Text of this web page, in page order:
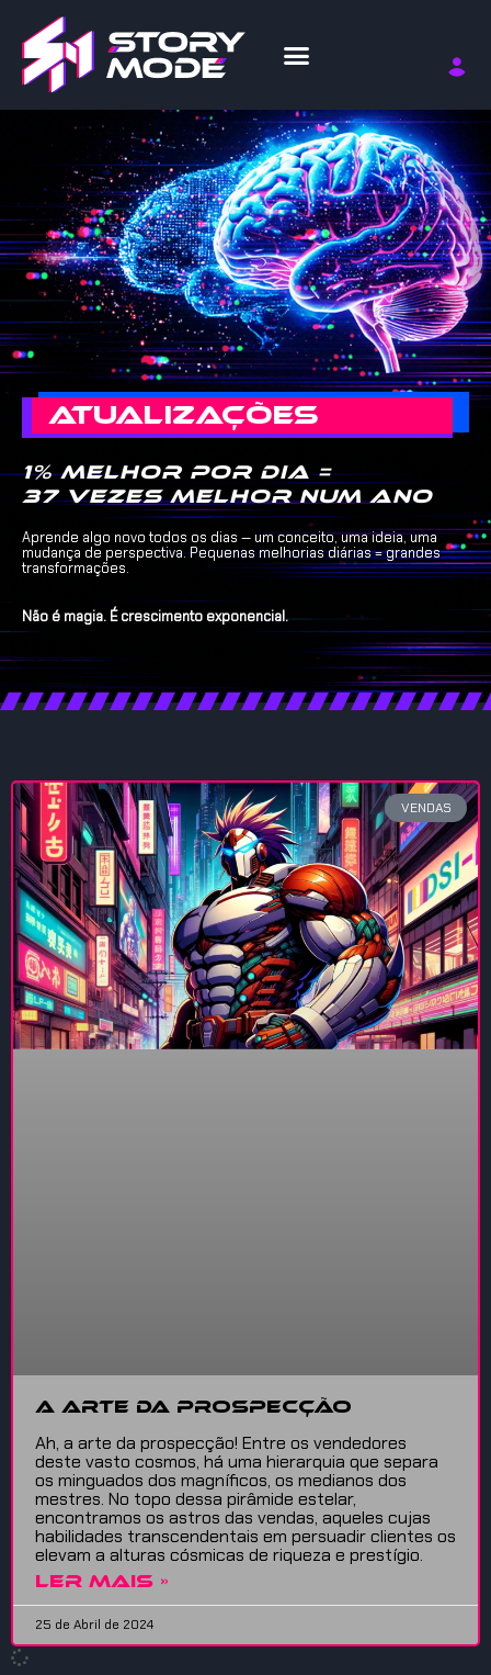
ATUALIZAÇÕES
1% melhor por dia =
37 vezes melhor num ano
Aprende algo novo todos os dias — um conceito, uma ideia, uma
mudança de perspectiva. Pequenas melhorias diárias = grandes
transformações.
Não é magia. É crescimento exponencial.
VENDAS
A Arte da Prospecção
Ah, a arte da prospecção! Entre os vendedores
deste vasto cosmos, há uma hierarquia que separa
os minguados dos magníficos, os medianos dos
mestres. No topo dessa pirâmide estelar,
encontramos os astros das vendas, aqueles cujas
habilidades transcendentais em persuadir clientes os
elevam a alturas cósmicas de riqueza e prestígio.
LER MAIS »
25 de Abril de 2024